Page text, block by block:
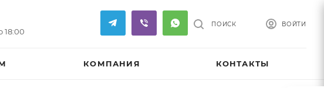
18:00
ВОЙТИ
ПОИСК
КОМПАНИЯ КОНТАКТЫ